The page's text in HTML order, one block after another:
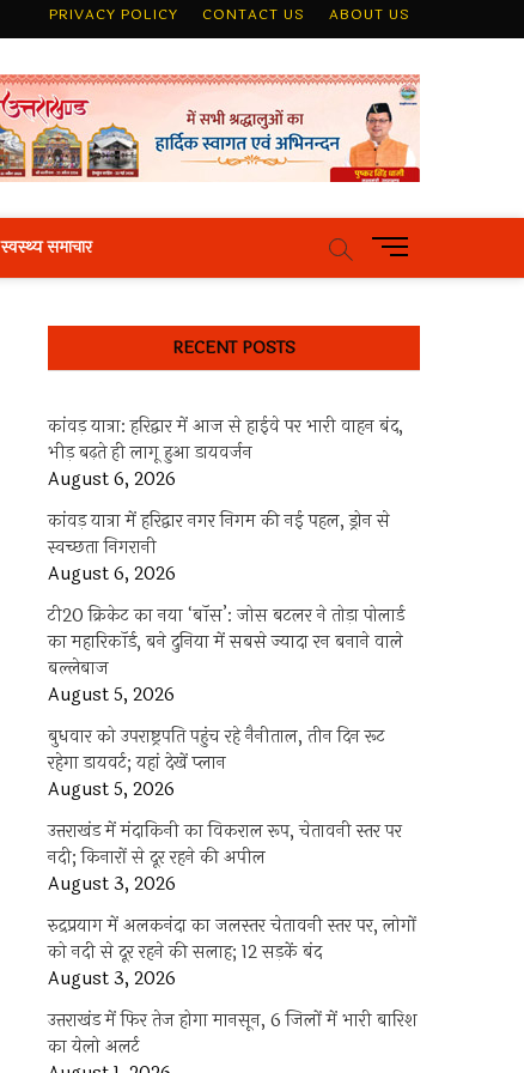
PRIVACY POLICY CONTACT US ABOUT US
स्वस्थ्य समाचार
M
e
u
u
t
RECENT POSTS
कांवड़ यात्रा: हरिद्वार में आज से हाईवे पर भारी वाहन बंद,
भीड़ बढ़ते ही लागू हुआ डायवर्जन
August 6, 2026
कांवड़ यात्रा में हरिद्वार नगर निगम की नई पहल, ड्रोन से
स्वच्छता निगरानी
August 6, 2026
टी20 क्रिकेट का नया ‘बॉस’: जोस बटलर ने तोड़ा पोलार्ड
का महारिकॉर्ड, बने दुनिया में सबसे ज्यादा रन बनाने वाले
बल्लेबाज
August 5, 2026
बुधवार को उपराष्ट्रपति पहुंच रहे नैनीताल, तीन दिन रूट
रहेगा डायवर्ट; यहां देखें प्‍लान
August 5, 2026
उत्तराखंड में मंदाकिनी का विकराल रूप, चेतावनी स्तर पर
नदी; किनारों से दूर रहने की अपील
August 3, 2026
रुद्रप्रयाग में अलकनंदा का जलस्तर चेतावनी स्तर पर, लोगों
को नदी से दूर रहने की सलाह; 12 सड़कें बंद
August 3, 2026
उत्तराखंड में फिर तेज होगा मानसून, 6 जिलों में भारी बारिश
का येलो अलर्ट